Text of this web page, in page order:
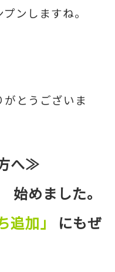
ンしますね。
とうございま
へ≫
始めました。
追加」
にもぜ